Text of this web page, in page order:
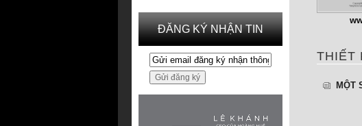
ĐĂNG KÝ NHẬN TIN
THIẾT
MỘT